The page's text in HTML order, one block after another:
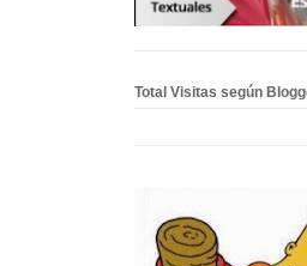
Total Visitas según